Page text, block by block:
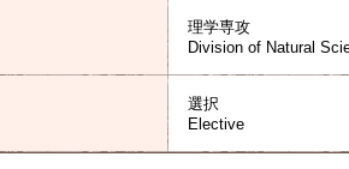
理学専攻
Division of Natural
選択
Elective